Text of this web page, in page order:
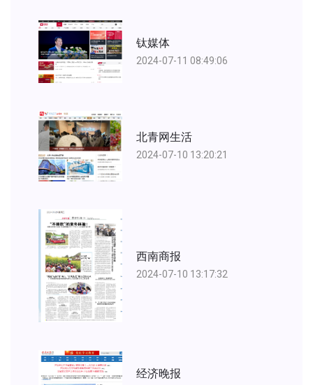
钛媒体
2024-07-11 08:49:06
北青网生活
2024-07-10 13:20:21
西南商报
2024-07-10 13:17:32
经济晚报